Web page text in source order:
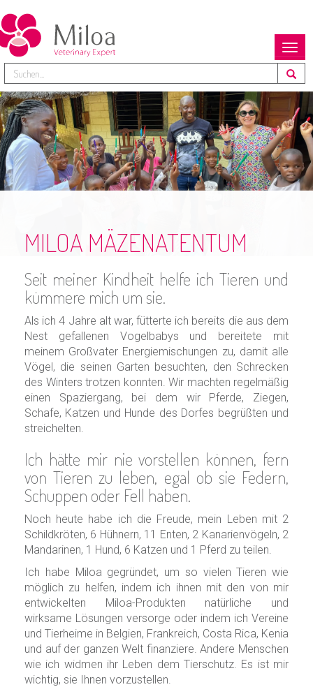
MILOA MÄZENATENTUM
Seit meiner Kindheit helfe ich Tieren und
kümmere mich um sie.
Als ich 4 Jahre alt war, fütterte ich bereits die aus dem
Nest gefallenen Vogelbabys und bereitete mit
meinem Großvater Energiemischungen zu, damit alle
Vögel, die seinen Garten besuchten, den Schrecken
des Winters trotzen konnten. Wir machten regelmäßig
einen Spaziergang, bei dem wir Pferde, Ziegen,
Schafe, Katzen und Hunde des Dorfes begrüßten und
streichelten.
Ich hätte mir nie vorstellen können, fern
von Tieren zu leben, egal ob sie Federn,
Schuppen oder Fell haben.
Noch heute habe ich die Freude, mein Leben mit 2
Schildkröten, 6 Hühnern, 11 Enten, 2 Kanarienvögeln, 2
Mandarinen, 1 Hund, 6 Katzen und 1 Pferd zu teilen.
Ich habe Miloa gegründet, um so vielen Tieren wie
möglich zu helfen, indem ich ihnen mit den von mir
entwickelten Miloa-Produkten natürliche und
wirksame Lösungen versorge oder indem ich Vereine
und Tierheime in Belgien, Frankreich, Costa Rica, Kenia
und auf der ganzen Welt finanziere. Andere Menschen
wie ich widmen ihr Leben dem Tierschutz. Es ist mir
wichtig, sie Ihnen vorzustellen.